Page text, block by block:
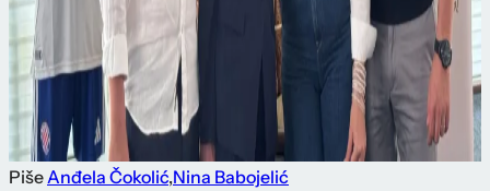
PišeAnđela Čokolić,Nina Babojelić